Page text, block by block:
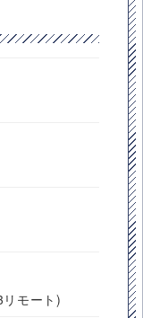
モート)